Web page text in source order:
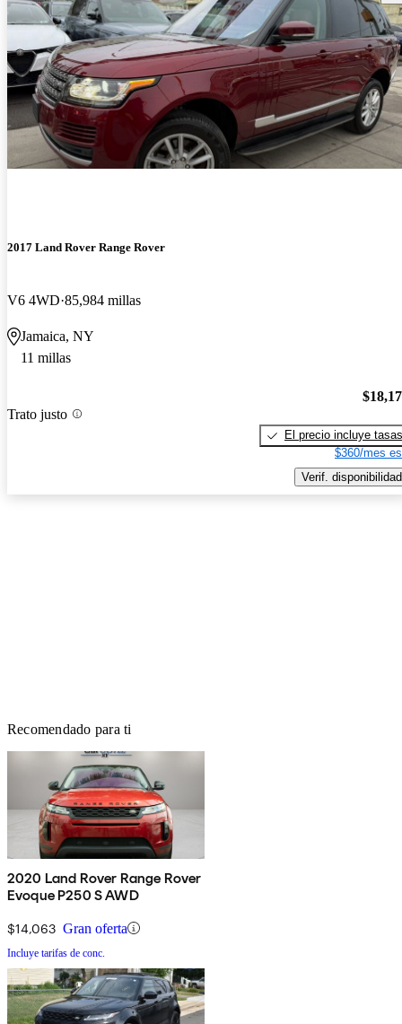
2017 Land Rover Range Rover
V6 4WD 85,984 millas
Jamaica, NY
11 millas
Trato justo
El precio incluye tasas
$360/mes
Verif. disponibilidad
Recomendado para ti
2020 Land Rover Range Rover
Evoque P250 S AWD
$14,063 Gran oferta
Incluye tarifas de conc.